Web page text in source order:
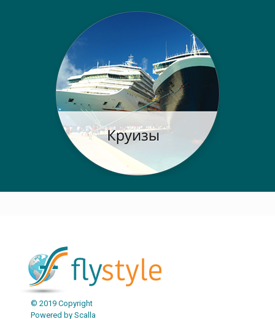
© 2019 Copyright
Powered by Scalla